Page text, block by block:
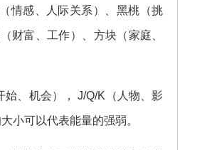
情感、人际关系）、黑桃（挑
财富、工作）、方块（家庭、
始、机会）， J/Q/K（人物、影
小可以代表能量的强弱。